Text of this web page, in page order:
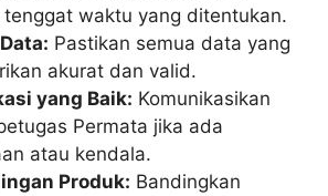
tenggat waktu yang ditentukan.
Pastikan semua data yang
akurat dan valid.
yang Baik: Komunikasikan
Permata jika ada
atau kendala.
Produk: Bandingkan